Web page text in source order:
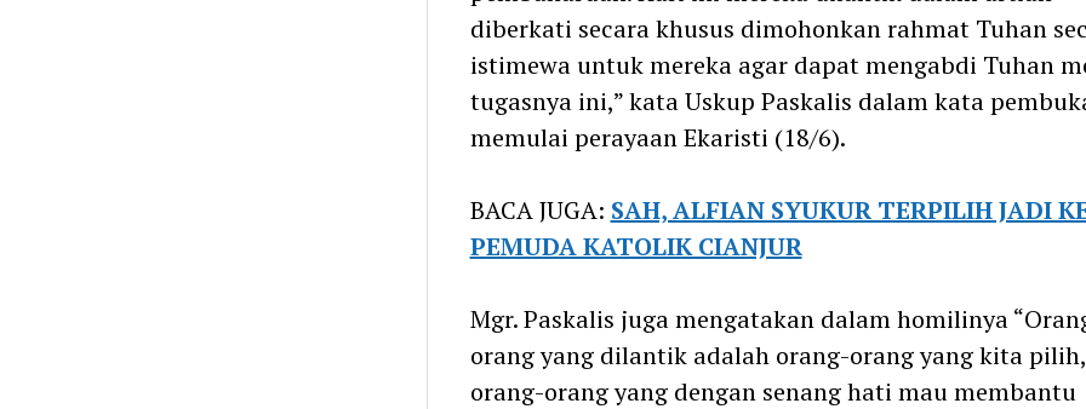
diberkati secara khusus dimohonkan rahmat Tuhan
istimewa untuk mereka agar dapat mengabdi Tuhan
tugasnya ini,” kata Uskup Paskalis dalam kata
memulai perayaan Ekaristi (18/6).
BACA JUGA: SAH, ALFIAN SYUKUR TERPILIH JADI
PEMUDA KATOLIK CIANJUR
Mgr. Paskalis juga mengatakan dalam homilinya
orang yang dilantik adalah orang-orang yang kita pilih,
orang-orang yang dengan senang hati mau membantu